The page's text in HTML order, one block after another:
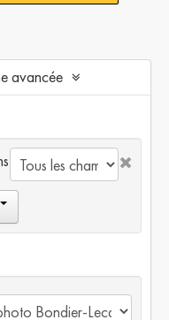
avancée